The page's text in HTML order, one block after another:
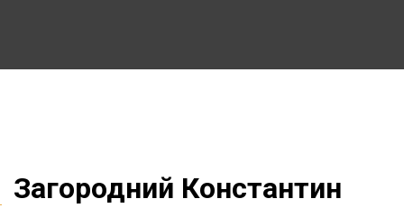
Загородний Константин